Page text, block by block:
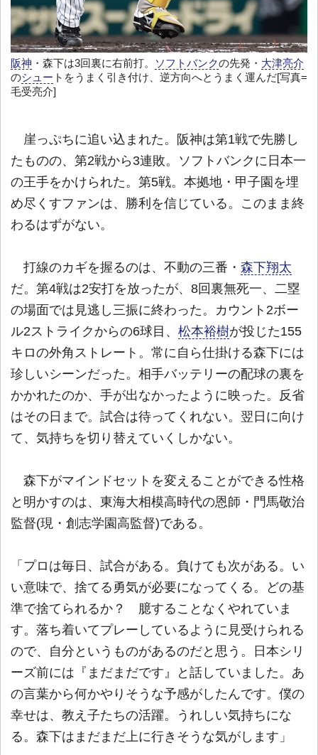
阪神 ・森下は3回裏に右前打。 ソフトバンクの先発・ 大津亮介
のシュー トをうまく引き付け、逆方向へとうまく運んだ[写真=
毛受亮介]
崖っぷちに追い込まれた。阪神は第1戦で先勝し
たものの、第2戦から3連敗。ソフトバンクに日本一
の王手をかけられた。第5戦。本拠地・甲子園を埋
め尽くすファンは、勝利を信じている。このまま終
わるはずがない。
打線のカギを握るのは、不動の三番・ 森下翔太
だ。第4戦は2安打を放ったが、8回裏無死一、二塁
の場面では見逃し三振に終わった。カウント2ボー
ル2ストライクからの6球目、 松本裕樹が投じた155
キロの外角ストレート。常に自ら仕掛ける森下には
珍しいシーンだった。相手バッテリーの配球の裏を
かかれたのか、手が出なかったように映った。反省
はその日まで。試合は待ってくれない。翌日に向け
て、気持ちを切り替えていくしかない。
森下がマインドセットを変えることができる性格
と明かすのは、東海大相模高時代の恩師・門馬敬治
監督(現・創志学園高監督)である。
「プロは毎日、試合がある。負けても次がある。い
い意味で、捨てる勇気が必要になってくる。どの基
準で捨てられるか？ 臆することなくやれていま
す。落ち着いてプレーしているように見受けられる
ので、自分というものがあるのだと思う。日本シリ
ーズ前には『まだまだです』と話していました。あ
の言葉から何かやりそうな予感がしたんです。僕の
幸せは、教え子たちの活躍。うれしい気持ちにな
る。森下はまだまだ上に行きそうな気がします」